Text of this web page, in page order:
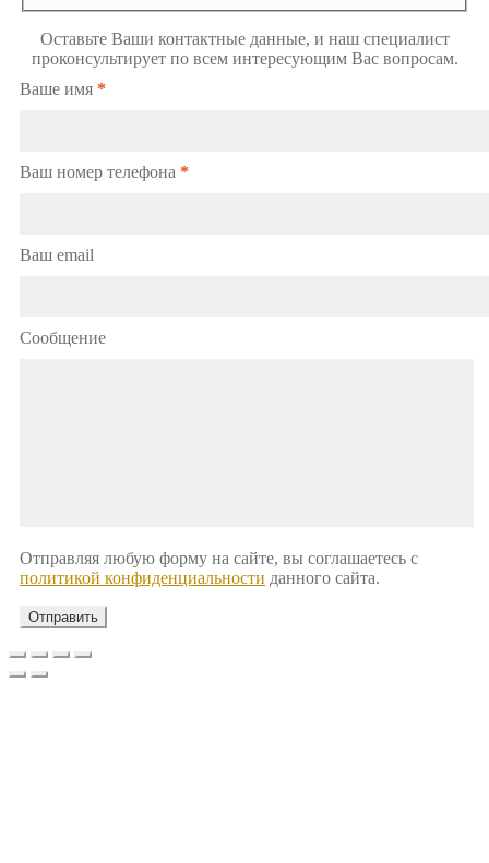
Оставьте Ваши контактные данные, и наш специалист
проконсультирует по всем интересующим Вас вопросам.
Ваше имя *
Ваш номер телефона *
Ваш email
Сообщение
Отправляя любую форму на сайте, вы соглашаетесь с
политикой конфиденциальности данного сайта.